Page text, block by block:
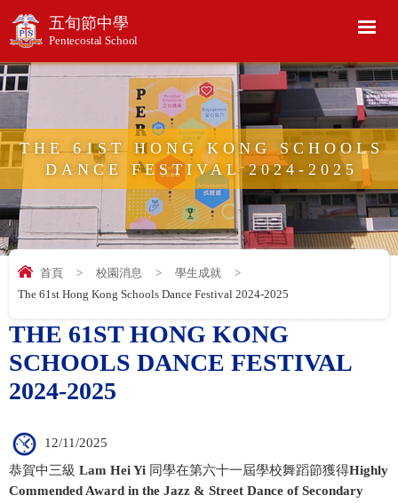
五旬節中學
Pentecostal School
THE 61ST HONG KONG SCHOOLS
DANCE FESTIVAL 2024-2025
首頁 > 校園消息 > 學生成就
>
The 61st Hong Kong Schools Dance Festival 2024-2025
THE 61ST HONG KONG
SCHOOLS DANCE FESTIVAL
2024-2025
12/11/2025
恭賀中三級 Lam Hei Yi 同學在第六十一屆學校舞蹈節獲得Highly
Commended Award in the Jazz & Street Dance of Secondary